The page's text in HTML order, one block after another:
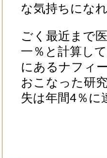
な気持ちにな
ごく最近まで
一％と計算し
にあるナフィ
おこなった研
失は年間4％に